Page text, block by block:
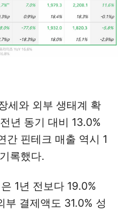
세와 외부 생태계 확
년 동기 대비 13.0%
간 핀테크 매출 역시 1
록했다.
1년 전보다 19.0%
결제액도 31.0% 성